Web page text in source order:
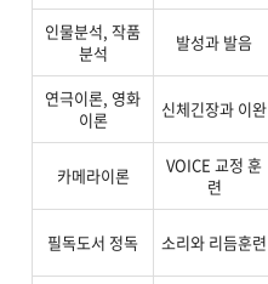
인물분석, 작품
분석
발성과 발음
연극이론, 영화
이론
신체긴장과 이완
카메라이론
VOICE 교정 훈
련
필독도서 정독 소리와 리듬훈련